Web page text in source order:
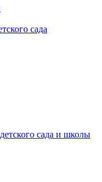
сада
сада и школы